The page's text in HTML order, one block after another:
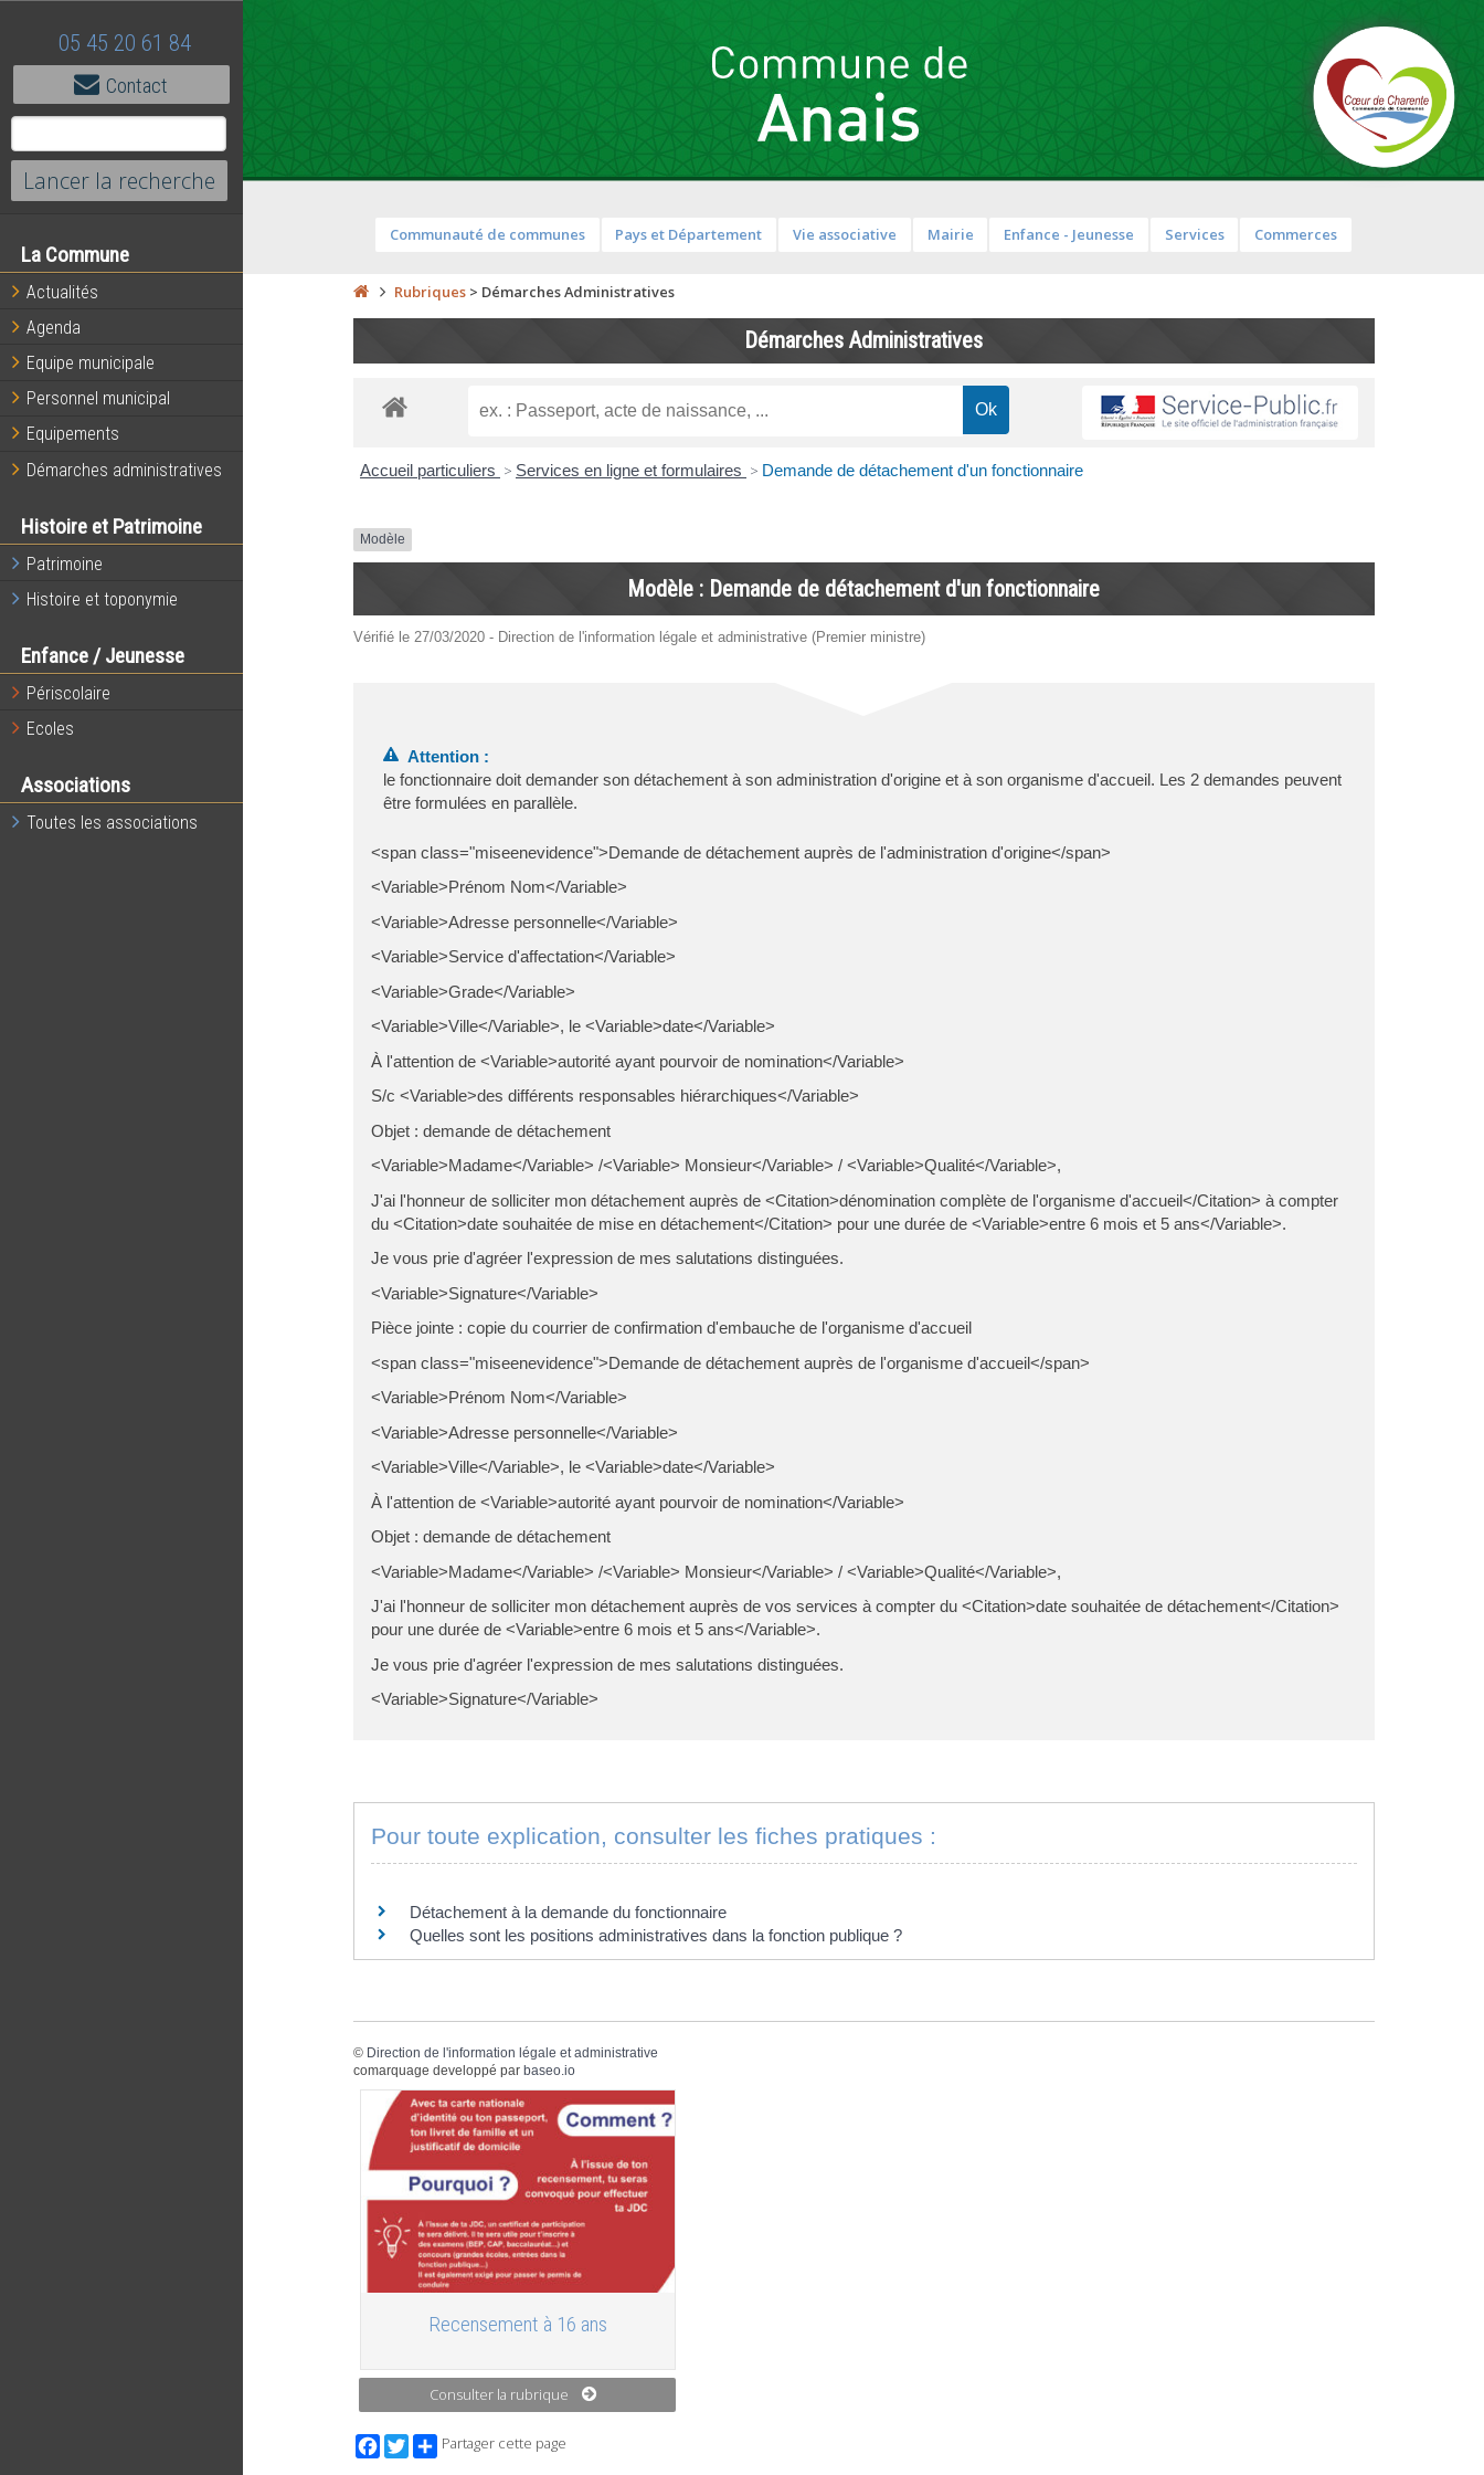
05 45 20 61 84
Contact
La Commune
Actualités
Agenda
Equipe municipale
Personnel municipal
Equipements
Démarches administratives
Histoire et Patrimoine
Patrimoine
Histoire et toponymie
Enfance / Jeunesse
Périscolaire
Ecoles
Associations
Toutes les associations
Communauté de communes Pays et Département Vie associative Mairie Enfance - Jeunesse Services Commerces
Rubriques> Démarches Administratives
Démarches Administratives
Accueil particuliers > Services en ligne et formulaires > Demande de détachement d'un fonctionnaire
Modèle
Modèle : Demande de détachement d'un fonctionnaire
Vérifié le 27/03/2020 - Direction de l'information légale et administrative (Premier ministre)
Attention :
le fonctionnaire doit demander son détachement à son administration d'origine et à son organisme d'accueil. Les 2 demandes peuvent
être formulées en parallèle.
<span class="miseenevidence">Demande de détachement auprès de l'administration d'origine</span>
<Variable>Prénom Nom</Variable>
<Variable>Adresse personnelle</Variable>
<Variable>Service d'affectation</Variable>
<Variable>Grade</Variable>
<Variable>Ville</Variable>, le <Variable>date</Variable>
À l'attention de <Variable>autorité ayant pourvoir de nomination</Variable>
S/c <Variable>des différents responsables hiérarchiques</Variable>
Objet : demande de détachement
<Variable>Madame</Variable> /<Variable> Monsieur</Variable> / <Variable>Qualité</Variable>,
J'ai l'honneur de solliciter mon détachement auprès de <Citation>dénomination complète de l'organisme d'accueil</Citation> à compter
du <Citation>date souhaitée de mise en détachement</Citation> pour une durée de <Variable>entre 6 mois et 5 ans</Variable>.
Je vous prie d'agréer l'expression de mes salutations distinguées.
<Variable>Signature</Variable>
Pièce jointe : copie du courrier de confirmation d'embauche de l'organisme d'accueil
<span class="miseenevidence">Demande de détachement auprès de l'organisme d'accueil</span>
<Variable>Prénom Nom</Variable>
<Variable>Adresse personnelle</Variable>
<Variable>Ville</Variable>, le <Variable>date</Variable>
À l'attention de <Variable>autorité ayant pourvoir de nomination</Variable>
Objet : demande de détachement
<Variable>Madame</Variable> /<Variable> Monsieur</Variable> / <Variable>Qualité</Variable>,
J'ai l'honneur de solliciter mon détachement auprès de vos services à compter du <Citation>date souhaitée de détachement</Citation>
pour une durée de <Variable>entre 6 mois et 5 ans</Variable>.
Je vous prie d'agréer l'expression de mes salutations distinguées.
<Variable>Signature</Variable>
Pour toute explication, consulter les fiches pratiques :
Détachement à la demande du fonctionnaire
Quelles sont les positions administratives dans la fonction publique ?
© Direction de l'information légale et administrative
comarquage developpé par baseo.io
Recensement à 16 ans
Consulter la rubrique
FacebookTwitterPartager cette page